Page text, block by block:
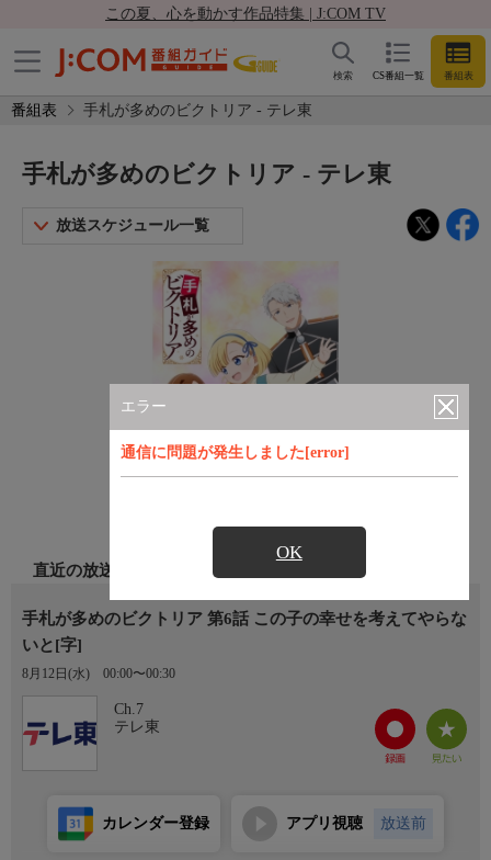
この夏、心を動かす作品特集 | J:COM TV
CS番組一覧 番組表
検索
番組表 手札が多めのビクトリア - テレ東
エラー
通信に問題が発生しました[error]
OK
手札が多めのビクトリア - テレ東
放送スケジュール一覧
直近の放送
手札が多めのビクトリア 第6話 この子の幸せを考えてやらな
いと[字]
8月12日(水) 00:00〜00:30
Ch.7
テレ東
カレンダー登録 アプリ視聴 放送前